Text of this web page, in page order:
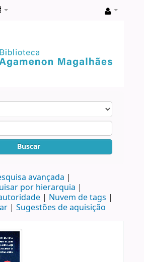
Buscar
avançada
por hierarquia
Nuvem de tags
Sugestões de aquisição